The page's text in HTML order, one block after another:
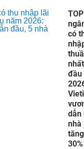
có
đầu
dẫn
nhà
30%